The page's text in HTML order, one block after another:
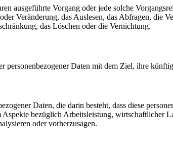
ausgeführte Vorgang oder jede solche
Veränderung, das Auslesen, das Abfragen,
das Löschen oder die Vernichtung.
personenbezogener Daten mit dem Ziel, ihre
Daten, die darin besteht, dass diese
bezüglich Arbeitsleistung, wirtschaftlicher
oder vorherzusagen.